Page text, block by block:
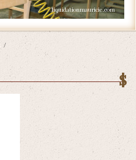
/
$